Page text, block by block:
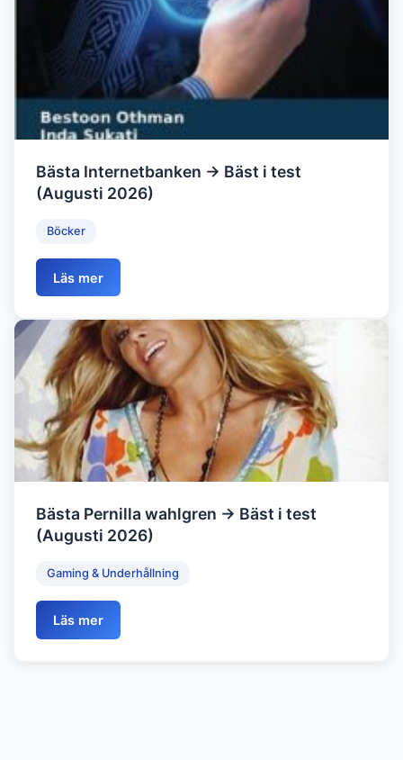
Bästa Internetbanken → Bäst i test
(Augusti 2026)
Böcker
Läs mer
Bästa Pernilla wahlgren → Bäst i test
(Augusti 2026)
Gaming & Underhållning
Läs mer